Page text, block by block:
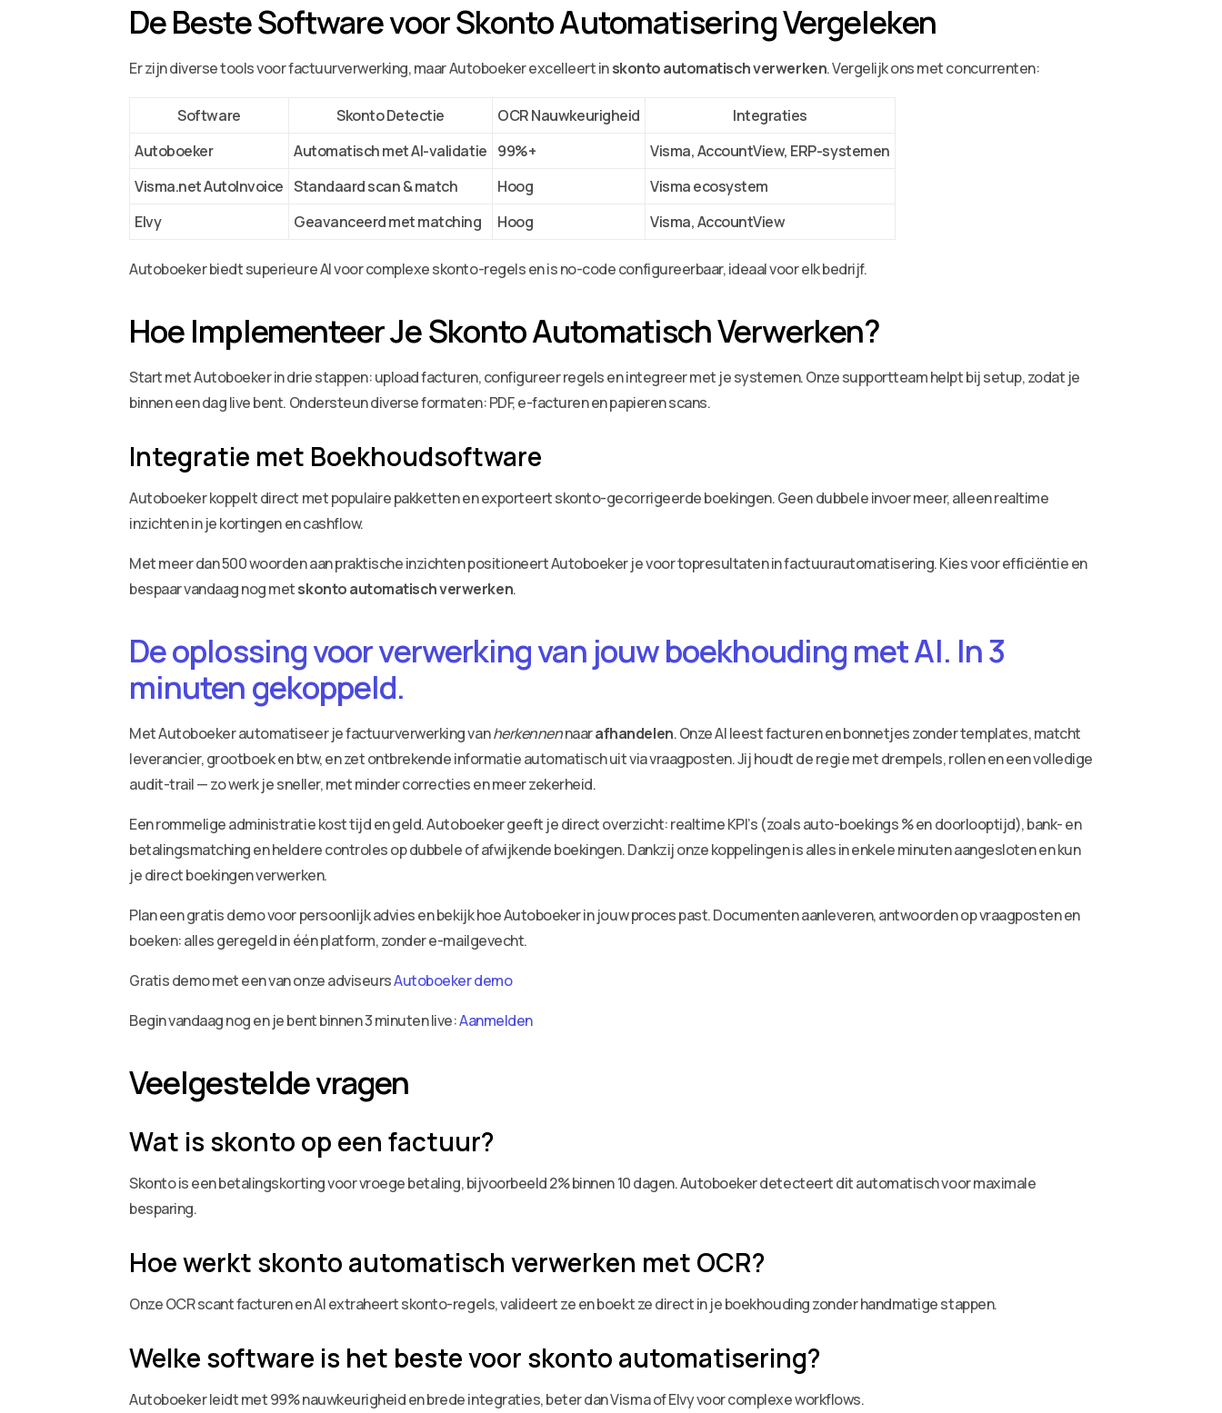
De Beste Software voor Skonto Automatisering Vergeleken
Er zijn diverse tools voor factuurverwerking, maar Autoboeker excelleert inskonto automatisch verwerken. Vergelijk ons met concurrenten:
Software Skonto Detectie OCR Nauwkeurigheid
Integraties
Autoboeker
Automatisch met AI-validatie 99%+
Visma, AccountView, ERP-systemen
Visma.net AutoInvoice Standaard scan & match Hoog
Visma ecosystem
Elvy
Geavanceerd met matching Hoog Visma, AccountView
Autoboeker biedt superieure AI voor complexe skonto-regels en is no-code configureerbaar, ideaal voor elk bedrijf.
Hoe Implementeer Je Skonto Automatisch Verwerken?
Start met Autoboeker in drie stappen: upload facturen, configureer regels en integreer met je systemen. Onze supportteam helpt bij setup, zodat je
binnen een dag live bent. Ondersteun diverse formaten: PDF, e-facturen en papieren scans.
Integratie met Boekhoudsoftware
Autoboeker koppelt direct met populaire pakketten en exporteert skonto-gecorrigeerde boekingen. Geen dubbele invoer meer, alleen realtime
inzichten in je kortingen en cashflow.
Met meer dan 500 woorden aan praktische inzichten positioneert Autoboeker je voor topresultaten in factuurautomatisering. Kies voor efficiëntie en
bespaar vandaag nog metskonto automatisch verwerken.
De oplossing voor verwerking van jouw boekhouding met AI. In 3
minuten gekoppeld.
Met Autoboeker automatiseer je factuurverwerking vanherkennennaarafhandelen. Onze AI leest facturen en bonnetjes zonder templates, matcht
leverancier, grootboek en btw, en zet ontbrekende informatie automatisch uit via vraagposten. Jij houdt de regie met drempels, rollen en een volledige
audit-trail — zo werk je sneller, met minder correcties en meer zekerheid.
Een rommelige administratie kost tijd en geld. Autoboeker geeft je direct overzicht: realtime KPI’s (zoals auto-boekings % en doorlooptijd), bank- en
betalingsmatching en heldere controles op dubbele of afwijkende boekingen. Dankzij onze koppelingen is alles in enkele minuten aangesloten en kun
je direct boekingen verwerken.
Plan een gratis demo voor persoonlijk advies en bekijk hoe Autoboeker in jouw proces past. Documenten aanleveren, antwoorden op vraagposten en
boeken: alles geregeld in één platform, zonder e-mailgevecht.
Gratis demo met een van onze adviseursAutoboeker demo
Begin vandaag nog en je bent binnen 3 minuten live:Aanmelden
Veelgestelde vragen
Wat is skonto op een factuur?
Skonto is een betalingskorting voor vroege betaling, bijvoorbeeld 2% binnen 10 dagen. Autoboeker detecteert dit automatisch voor maximale
besparing.
Hoe werkt skonto automatisch verwerken met OCR?
Onze OCR scant facturen en AI extraheert skonto-regels, valideert ze en boekt ze direct in je boekhouding zonder handmatige stappen.
Welke software is het beste voor skonto automatisering?
Autoboeker leidt met 99% nauwkeurigheid en brede integraties, beter dan Visma of Elvy voor complexe workflows.